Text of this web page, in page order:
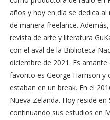
años y hoy en día se dedica
de manera freelance.
revista de arte y literatura
con el aval de la Biblioteca
diciembre de 2021. Es
favorito es George Harrison y
estaban en un break. En el
Nueva Zelanda. Hoy reside
continuando sus estudios en